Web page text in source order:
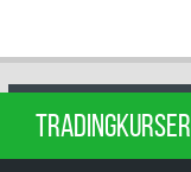
TRADINGKURSER